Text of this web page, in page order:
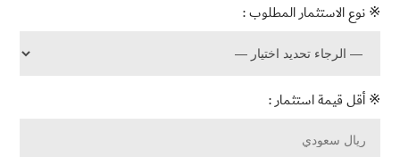
※ نوع الاستثمار المطلوب :
※ أقل قيمة استثمار :